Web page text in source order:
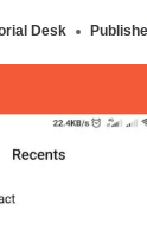
Desk